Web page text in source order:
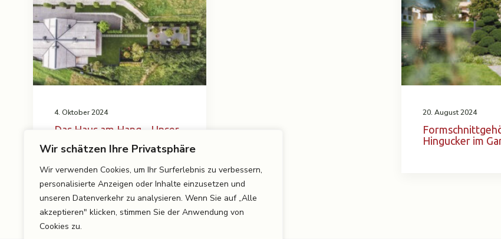
Wir schätzen Ihre Privatsphäre
Wir verwenden Cookies, um Ihr Surferlebnis zu verbessern,
personalisierte Anzeigen oder Inhalte einzusetzen und
unseren Datenverkehr zu analysieren. Wenn Sie auf „Alle
akzeptieren" klicken, stimmen Sie der Anwendung von
Cookies zu.
4. Oktober 2024
Das Haus am Hang – Unser
Kitzbühel
20. August 2024
Hingucker im